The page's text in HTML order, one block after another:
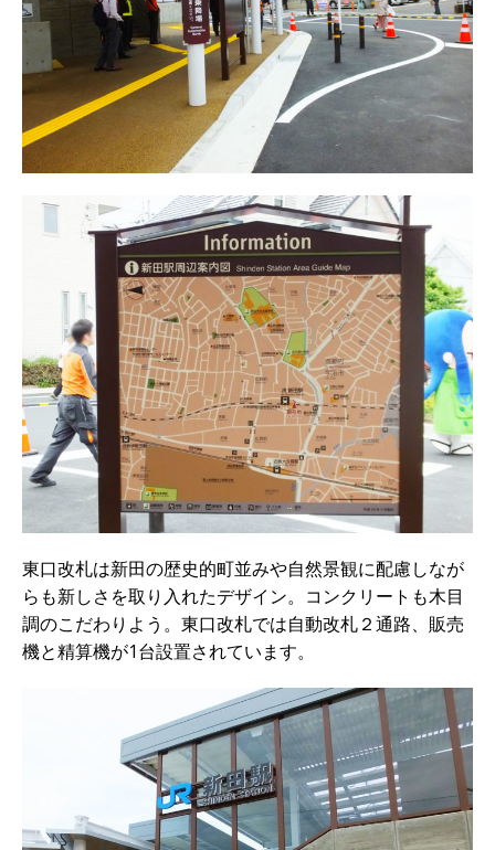
東口改札は新田の歴史的町並みや自然景観に配慮しなが
らも新しさを取り入れたデザイン。コンクリートも木目
調のこだわりよう。東口改札では自動改札２通路、販売
機と精算機が1台設置されています。